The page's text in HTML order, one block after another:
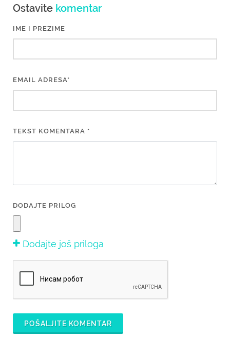
Ostavite komentar
IME I PREZIME
EMAIL ADRESA*
TEKST KOMENTARA *
DODAJTE PRILOG
Dodajte još priloga
POŠALJITE KOMENTAR